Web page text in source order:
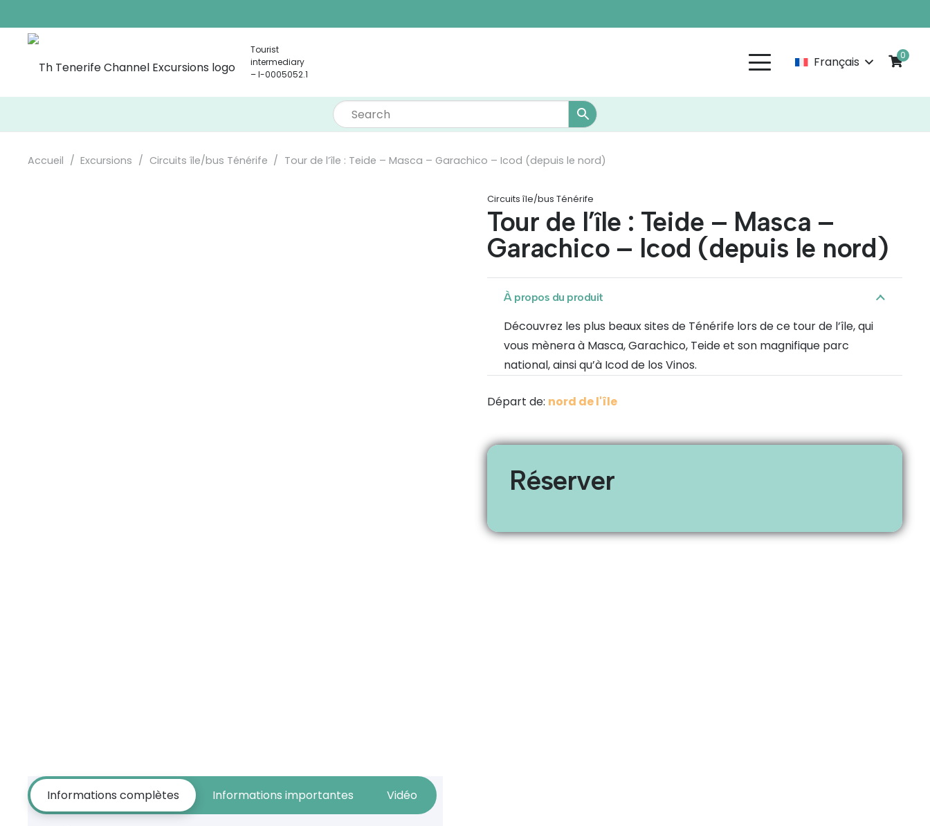
Tourist
intermediary
– I-0005052.1
Français 0
Accueil / Excursions / Circuits île/bus Ténérife / Tour de l’île : Teide – Masca – Garachico – Icod (depuis le nord)
Informations complètes Informations importantes Vidéo
Circuits île/bus Ténérife
Tour de l’île : Teide – Masca –
Garachico – Icod (depuis le nord)
À propos du produit
Découvrez les plus beaux sites de Ténérife lors de ce tour de l’île, qui
vous mènera à Masca, Garachico, Teide et son magnifique parc
national, ainsi qu’à Icod de los Vinos.
Départ de: nord de l'île
Réserver